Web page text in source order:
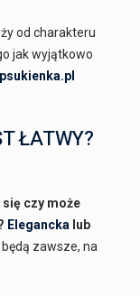
od charakteru
jak wyjątkowo
ŁATWY?
czy może
Elegancka lub
zawsze, na